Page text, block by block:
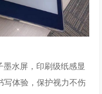
水屏，印刷级纸感显
写体验，保护视力不伤